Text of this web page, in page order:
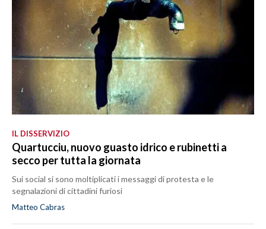
IL DISSERVIZIO
Quartucciu, nuovo guasto idrico e rubinetti a
secco per tutta la giornata
Sui social si sono moltiplicati i messaggi di protesta e le
segnalazioni di cittadini furiosi
Matteo Cabras